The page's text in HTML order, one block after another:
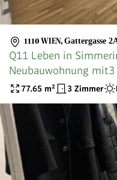
1110 WIEN, Gattergasse
Q11 Leben in Simmering -
Neubauwohnung
und Deckenkühlung!
77.65 m² 3 Zimmer